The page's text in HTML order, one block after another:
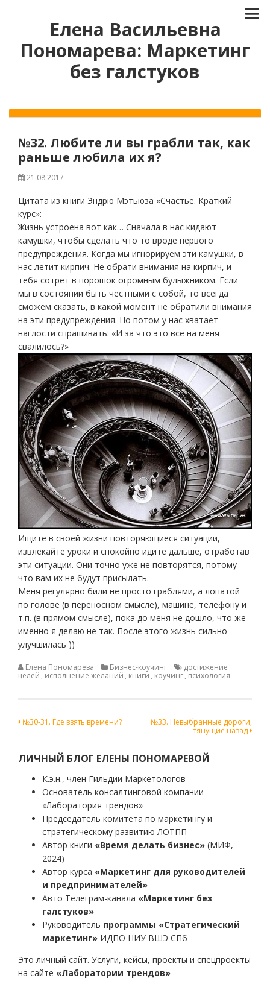
Елена Васильевна
Пономарева: Маркетинг
без галстуков
№32. Любите ли вы грабли так, как
раньше любила их я?
21.08.2017
Цитата из книги Эндрю Мэтьюза «Счастье. Краткий
курс»:
Жизнь устроена вот как… Сначала в нас кидают
камушки, чтобы сделать что то вроде первого
предупреждения. Когда мы игнорируем эти камушки, в
нас летит кирпич. Не обрати внимания на кирпич, и
тебя сотрет в порошок огромным булыжником. Если
мы в состоянии быть честными с собой, то всегда
сможем сказать, в какой момент не обратили внимания
на эти предупреждения. Но потом у нас хватает
наглости спрашивать: «И за что это все на меня
свалилось?»
Ищите в своей жизни повторяющиеся ситуации,
извлекайте уроки и спокойно идите дальше, отработав
эти ситуации. Они точно уже не повторятся, потому
что вам их не будут присылать.
Меня регулярно били не просто граблями, а лопатой
по голове (в переносном смысле), машине, телефону и
т.п. (в прямом смысле), пока до меня не дошло, что же
именно я делаю не так. После этого жизнь сильно
улучшилась ))
Елена Пономарева Бизнес-коучинг
достижение
целей , исполнение желаний , книги , коучинг, психология
Навигация
записям
№30-31. Где взять времени?
№33. Невыбранные дороги,
тянущие назад
ЛИЧНЫЙ БЛОГ ЕЛЕНЫ ПОНОМАРЕВОЙ
К.э.н., член Гильдии Маркетологов
Основатель консалтинговой компании
«Лаборатория трендов»
Председатель комитета по маркетингу и
стратегическому развитию ЛОТПП
Автор книги «Время делать бизнес» (МИФ,
2024)
Автор курса «Маркетинг для руководителей
и предпринимателей»
Авто Телеграм-канала «Маркетинг без
галстуков»
Руководитель программы «Стратегический
маркетинг» ИДПО НИУ ВШЭ СПб
Это личный сайт. Услуги, кейсы, проекты и спецпроекты
на сайте «Лаборатории трендов»